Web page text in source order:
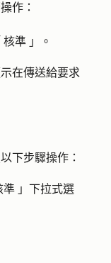
作：
核準 」。
在傳送給要求
下步驟操作：
準 」下拉式選